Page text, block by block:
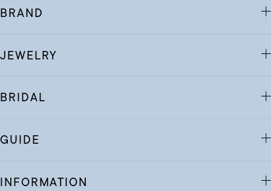
BRAND
JEWELRY
BRIDAL
GUIDE
INFORMATION